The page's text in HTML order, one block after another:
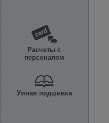
Расчеты с
персоналом
Умная подшивка